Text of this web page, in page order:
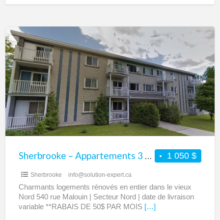
au
ville
Sherbrooke
–
Appartements
3
1/2
et
4
1/2
à
louer
Disponible
juillet
1 050 $
Sherbrooke – Appartements 3 1/2 et 4 1/2 à louer – Disponible 1er juillet
Sherbrooke info@solution-expert.ca
Charmants logements rénovés en entier dans le vieux
Nord 540 rue Malouin | Secteur Nord | date de livraison
variable **RABAIS DE 50$ PAR MOIS […]